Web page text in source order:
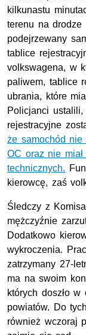
kilkunastu
terenu na
podejrzewany
tablice
volkswagena, w
paliwem, tablice
ubrania, które
Policjanci
rejestracyjne
że samochód nie
OC oraz nie
technicznych.
kierowcę, zaś
Śledczy z
mężczyźnie
Dodatkowo
wykroczenia.
zatrzymany 27-
ma na swoim
których doszło
powiatów. Do
również wczoraj